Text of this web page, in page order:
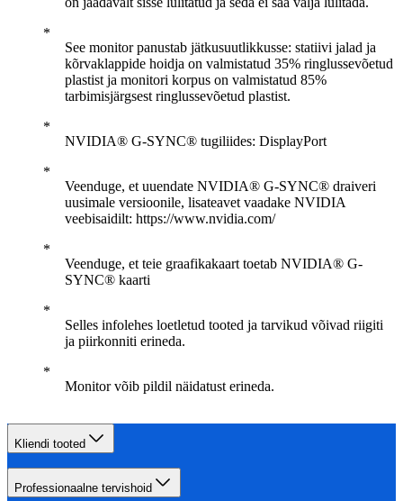
See monitor panustab jätkusuutlikkusse: statiivi jalad ja
kõrvaklappide hoidja on valmistatud 35% ringlussevõetud
plastist ja monitori korpus on valmistatud 85%
tarbimisjärgsest ringlussevõetud plastist.
NVIDIA® G-SYNC® tugiliides: DisplayPort
Veenduge, et uuendate NVIDIA® G-SYNC® draiveri
uusimale versioonile, lisateavet vaadake NVIDIA
veebisaidilt: https://www.nvidia.com/
Veenduge, et teie graafikakaart toetab NVIDIA® G-
SYNC® kaarti
Selles infolehes loetletud tooted ja tarvikud võivad riigiti
ja piirkonniti erineda.
Monitor võib pildil näidatust erineda.
Kliendi tooted
Professionaalne tervishoid